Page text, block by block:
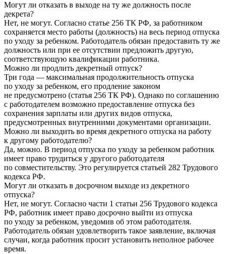
Могут ли отказать в выходе на ту же должность после
декрета?
Нет, не могут. Согласно статье 256 ТК РФ, за работником
сохраняется место работы (должность) на весь период отпуска
по уходу за ребенком. Работодатель обязан предоставить ту же
должность или при ее отсутствии предложить другую,
соответствующую квалификации работника.
Можно ли продлить декретный отпуск?
Три года — максимальная продолжительность отпуска
по уходу за ребенком, его продление законом
не предусмотрено (статья 256 ТК РФ). Однако по соглашению
с работодателем возможно предоставление отпуска без
сохранения зарплаты или других видов отпуска,
предусмотренных внутренними документами организации.
Можно ли выходить во время декретного отпуска на работу
к другому работодателю?
Да, можно. В период отпуска по уходу за ребенком работник
имеет право трудиться у другого работодателя
по совместительству. Это регулируется статьей 282 Трудового
кодекса РФ.
Могут ли отказать в досрочном выходе из декретного
отпуска?
Нет, не могут. Согласно части 1 статьи 256 Трудового кодекса
РФ, работник имеет право досрочно выйти из отпуска
по уходу за ребенком, уведомив об этом работодателя.
Работодатель обязан удовлетворить такое заявление, включая
случаи, когда работник просит установить неполное рабочее
время.